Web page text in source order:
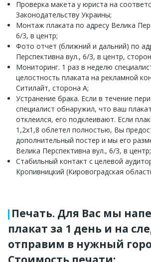
Проверка макета у юриста на
Законодательству Украины;
Монтаж плаката по адресу Велика
6/3, в центр;
Фото отчет (ближний и дальний) по
Перспективна вул., 6/3, в центр,
Мониторинг. 1 раз в неделю
целостность плаката на рекламной
Ситилайт, сторона А;
Устранение брака. Если в течение
специалист обнаружил, что ваш
отклеился, его подклеивают. Если
1,2х1,8 облетел полностью, Вы
дополнительный постер и мы его
Велика Перспективна вул., 6/3, в центр;
Стабильный контакт с целевой
Кропивницкий (Кировоградская
Печать. Для Вас мы
плакат за 1 день и на
отправим в нужный